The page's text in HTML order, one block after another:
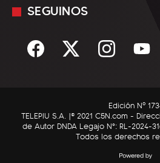
Sociedad
C5N Autos
RatingCero
Mediakit
Términos y condiciones
SEGUINOS
Edición Nº
TELEPIU S.A. |© 2021 C5N.com -
de Autor DNDA Legajo N°: RL-2024-
Todos los derechos